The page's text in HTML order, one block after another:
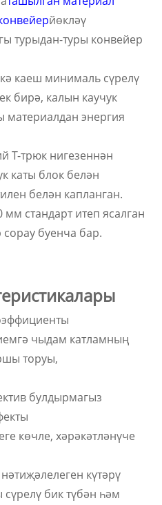
йөкләү
турыдан-туры конвейер
каеш минималь сүрелү
бирә, калын каучук
материалдан энергия
T-трюк нигезеннән
каты блок белән
белән капланган.
мм стандарт итеп ясалган
буенча бар.
чыдам катламның
торуы,
булдырмагыз
көчле, хәрәкәтләнүче
күтәрү
бик түбән һәм